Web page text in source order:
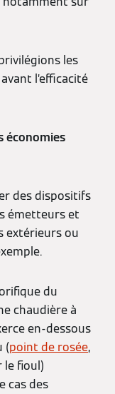
les
l’efficacité
économies
des dispositifs
émetteurs et
extérieurs ou
du
chaudière à
en-dessous
(point de rosée,
le fioul)
cas des